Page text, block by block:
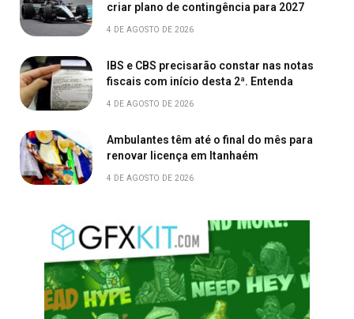
criar plano de contingência para 2027
4 DE AGOSTO DE 2026
IBS e CBS precisarão constar nas notas
fiscais com início desta 2ª. Entenda
4 DE AGOSTO DE 2026
Ambulantes têm até o final do mês para
renovar licença em Itanhaém
4 DE AGOSTO DE 2026